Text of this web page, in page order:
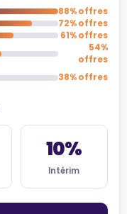
88% offres
72% offres
61% offres
54%
offres
38% offres
10%
Intérim